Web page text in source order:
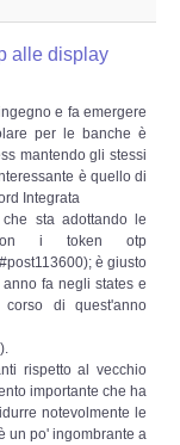
alle display
e fa emergere
per le banche è
mantendo gli stessi
è quello di
Integrata
sta adottando le
i token otp
è giusto
fa negli states e
di quest'anno
rispetto al vecchio
importante che ha
notevolmente le
un po' ingombrante a